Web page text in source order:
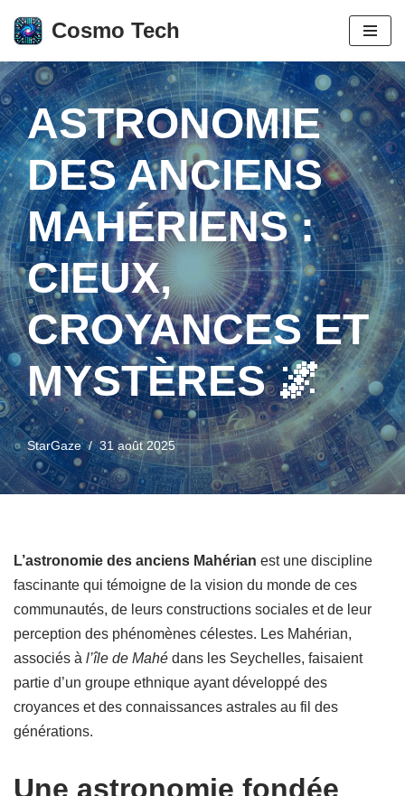
Aller
au
contenu
Cosmo Tech
ASTRONOMIE
DES ANCIENS
MAHÉRIENS :
CIEUX,
CROYANCES ET
MYSTÈRES 🌌
StarGaze 31 août 2025
L’astronomie des anciens Mahérian est une discipline
fascinante qui témoigne de la vision du monde de ces
communautés, de leurs constructions sociales et de leur
perception des phénomènes célestes. Les Mahérian,
associés à l’île de Mahé dans les Seychelles, faisaient
partie d’un groupe ethnique ayant développé des
croyances et des connaissances astrales au fil des
générations.
Une astronomie fondée